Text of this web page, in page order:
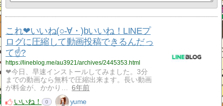
これ❤いいね(○-∀・)bいいね！LINEプ
ログに圧縮して動画投稿できるんだっ
て☝️?
https://lineblog.me/au3921/archives/2445353.html
❤今日、早速インストールしてみました。3分
までの動画なら無料で圧縮出来ます。長い動画
が料金が、かかり…
6年前
いいね！
0 yume